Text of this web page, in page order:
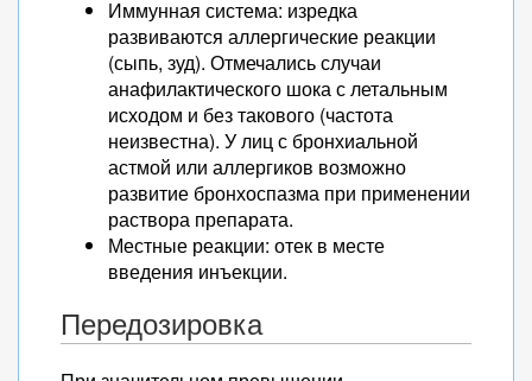
Иммунная система: изредка
развиваются аллергические реакции
(сыпь, зуд). Отмечались случаи
анафилактического шока с летальным
исходом и без такового (частота
неизвестна). У лиц с бронхиальной
астмой или аллергиков возможно
развитие бронхоспазма при применении
раствора препарата.
Местные реакции: отек в месте
введения инъекции.
Передозировка